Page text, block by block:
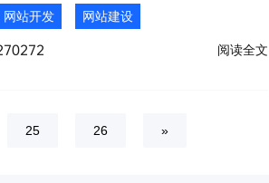
的编程规范，用户无需承担任何额外的学习
网站开发 网站建设
阅读全文
25 26 »